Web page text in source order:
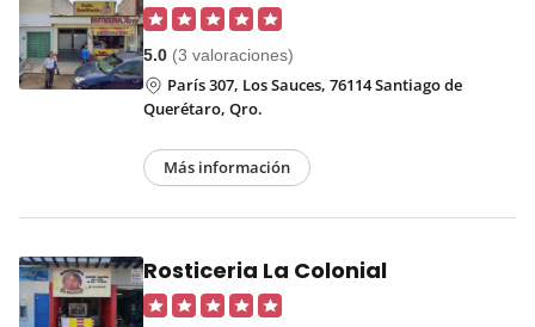
5.0 (3 valoraciones)
París 307, Los Sauces, 76114 Santiago de
Querétaro, Qro.
Más información
Rosticeria La Colonial